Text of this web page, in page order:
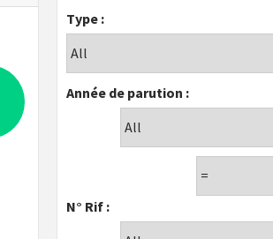
Type :
Année de parution :
N° Rif :